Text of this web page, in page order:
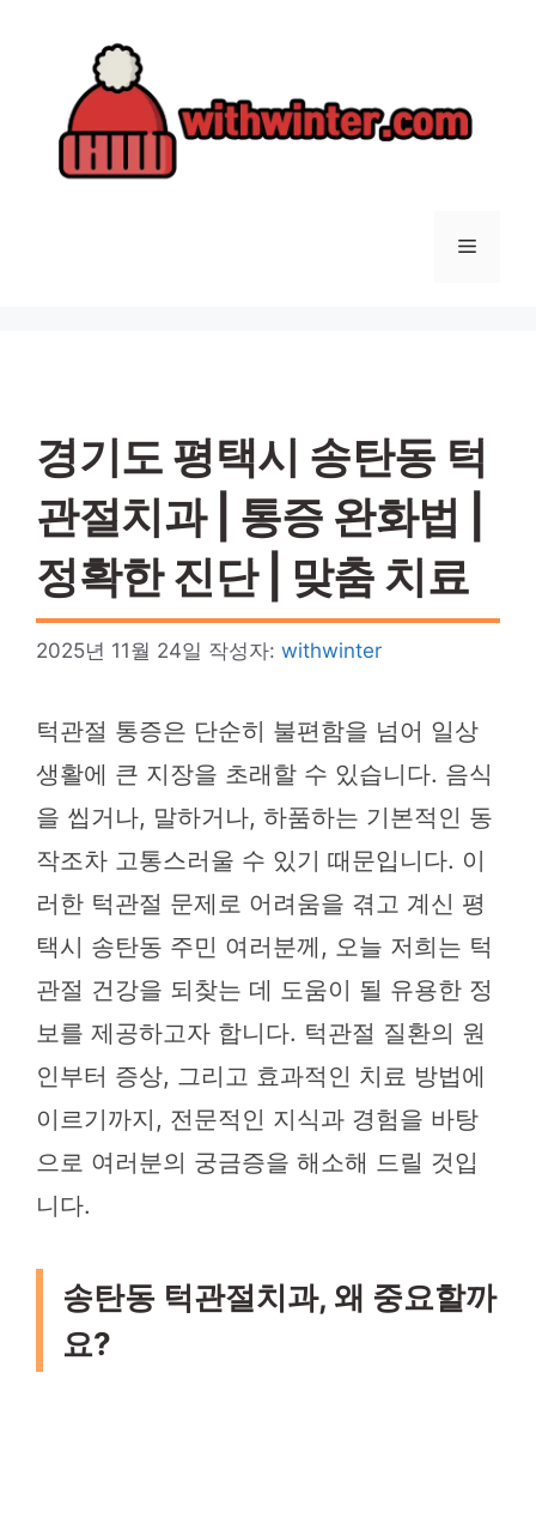
메
경기도 평택시 송탄동 턱
관절치과 | 통증 완화법 |
정확한 진단 | 맞춤 치료
2025년 11월 24일 작성자: withwinter
턱관절 통증은 단순히 불편함을 넘어 일상
생활에 큰 지장을 초래할 수 있습니다. 음식
을 씹거나, 말하거나, 하품하는 기본적인 동
작조차 고통스러울 수 있기 때문입니다. 이
러한 턱관절 문제로 어려움을 겪고 계신 평
택시 송탄동 주민 여러분께, 오늘 저희는 턱
관절 건강을 되찾는 데 도움이 될 유용한 정
보를 제공하고자 합니다. 턱관절 질환의 원
인부터 증상, 그리고 효과적인 치료 방법에
이르기까지, 전문적인 지식과 경험을 바탕
으로 여러분의 궁금증을 해소해 드릴 것입
니다.
송탄동 턱관절치과, 왜 중요할까
요?